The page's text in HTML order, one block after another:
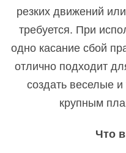
резких движений
требуется. При
одно касание сбой
отлично подходит
создать веселые
крупным
Что